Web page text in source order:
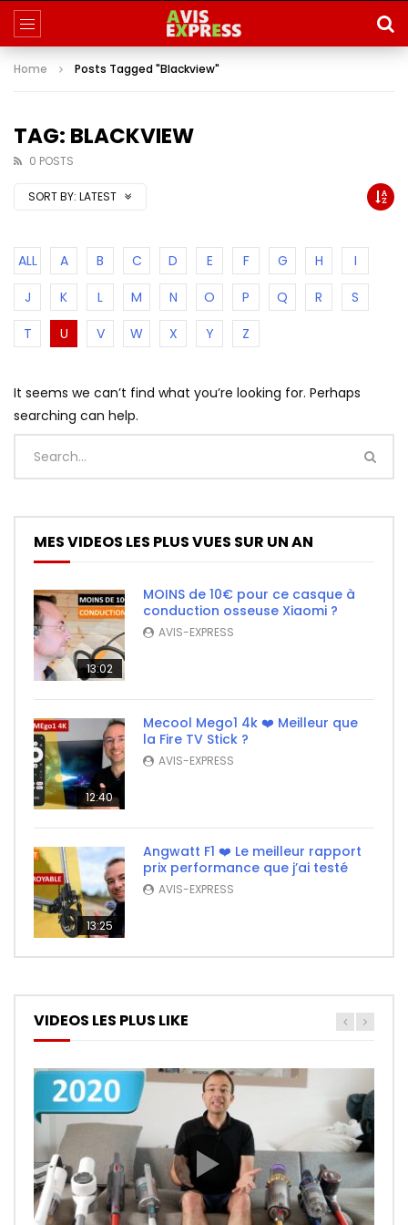
Home Posts Tagged "Blackview"
TAG: BLACKVIEW
0 POSTS
SORT BY: LATEST
ALL A B C D E F G H
I
J
K L M N O P Q R
S
T
U V W X Y Z
It seems we can’t find what you’re looking for. Perhaps
searching can help.
MES VIDEOS LES PLUS VUES SUR UN AN
13:02
MOINS de 10€ pour ce casque à
conduction osseuse Xiaomi ?
AVIS-EXPRESS
12:40
Mecool Mego1 4k ❤️ Meilleur que
la Fire TV Stick ?
AVIS-EXPRESS
13:25
Angwatt F1 ❤️ Le meilleur rapport
prix performance que j’ai testé
AVIS-EXPRESS
VIDEOS LES PLUS LIKE